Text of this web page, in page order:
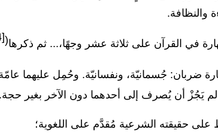
والنظافة.
في القرآن على ثلاثة عشر وجهًا،... ثم ذكرها(
ضربان: جُسمانيّة، ونفسانيّة. وحُمِل عليهما
يَجُزْ أن يُصرف إلى أحدهما دون الآخر بغير حجة.
حقيقته الشرعية مُقدَّم على اللغوية؛